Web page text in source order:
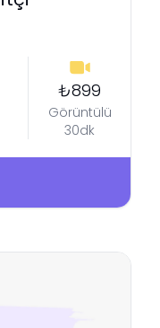
₺899
Görüntülü
30dk